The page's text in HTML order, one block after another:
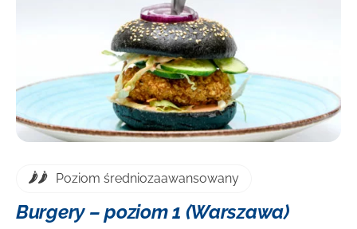
DOWIEDZ SIĘ WIĘCEJ
Poziom średniozaawansowany
Burgery – poziom 1 (Warszawa)